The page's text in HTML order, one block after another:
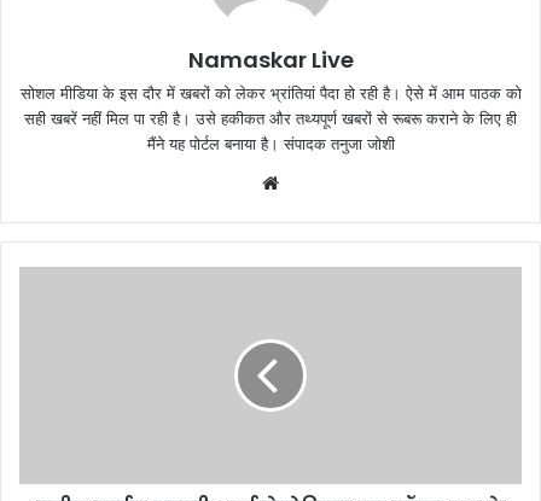
Namaskar Live
सोशल मीडिया के इस दौर में खबरों को लेकर भ्रांतियां पैदा हो रही है। ऐसे में आम पाठक को
सही खबरें नहीं मिल पा रही है। उसे हकीकत और तथ्यपूर्ण खबरों से रूबरू कराने के लिए ही
मैंने यह पोर्टल बनाया है। संपादक तनुजा जोशी
b
s
e